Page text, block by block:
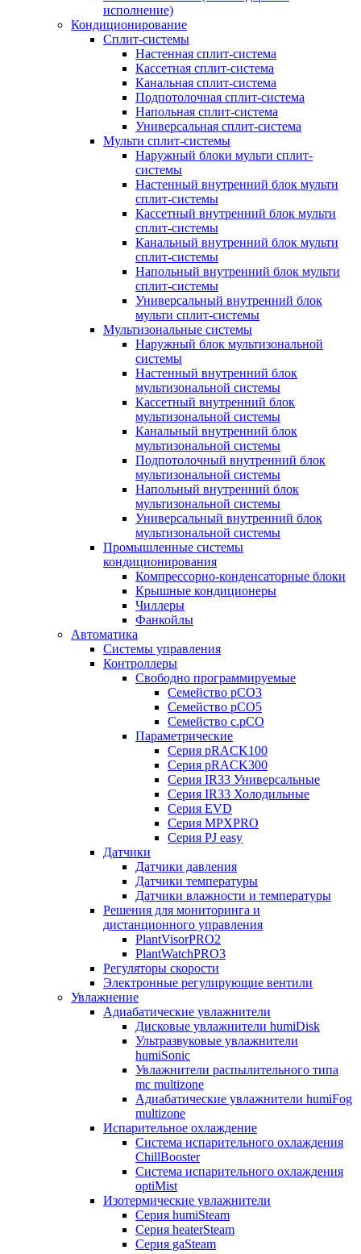
исполнение)
Кондиционирование
Сплит-системы
Настенная сплит-система
Кассетная сплит-система
Канальная сплит-система
Подпотолочная сплит-система
Напольная сплит-система
Универсальная сплит-система
Мульти сплит-системы
Наружный блоки мульти сплит-
системы
Настенный внутренний блок мульти
сплит-системы
Кассетный внутренний блок мульти
сплит-системы
Канальный внутренний блок мульти
сплит-системы
Напольный внутренний блок мульти
сплит-системы
Универсальный внутренний блок
мульти сплит-системы
Мультизональные системы
Наружный блок мультизональной
системы
Настенный внутренний блок
мультизональной системы
Кассетный внутренний блок
мультизональной системы
Канальный внутренний блок
мультизональной системы
Подпотолочный внутренний блок
мультизональной системы
Напольный внутренний блок
мультизональной системы
Универсальный внутренний блок
мультизональной системы
Промышленные системы
кондиционирования
Компрессорно-конденсаторные блоки
Крышные кондиционеры
Чиллеры
Фанкойлы
Автоматика
Системы управления
Контроллеры
Свободно программируемые
Семейство pCO3
Семейство pCO5
Семейство c.pCO
Параметрические
Серия pRACK100
Серия pRACK300
Серия IR33 Универсальные
Серия IR33 Холодильные
Серия EVD
Серия MPXPRO
Серия PJ easy
Датчики
Датчики давления
Датчики температуры
Датчики влажности и температуры
Решения для мониторинга и
дистанционного управления
PlantVisorPRO2
PlantWatchPRO3
Регуляторы скорости
Электронные регулирующие вентили
Увлажнение
Адиабатические увлажнители
Дисковые увлажнители humiDisk
Ультразвуковые увлажнители
humiSonic
Увлажнители распылительного типа
mc multizone
Адиабатические увлажнители humiFog
multizone
Испарительное охлаждение
Система испарительного охлаждения
ChillBooster
Система испарительного охлаждения
optiMist
Изотермические увлажнители
Серия humiSteam
Серия heaterSteam
Серия gaSteam